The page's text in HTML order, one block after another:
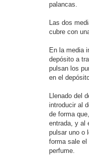
palancas.
Las dos
cubre con
En la media
depósito a
pulsan los
en el
Llenado del
introducir al
de forma
entrada, y al
pulsar uno o
forma sale el
perfume.